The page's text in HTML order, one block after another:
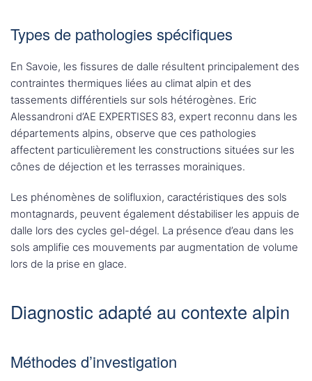
Types de pathologies spécifiques
En Savoie, les fissures de dalle résultent principalement des
contraintes thermiques liées au climat alpin et des
tassements différentiels sur sols hétérogènes. Eric
Alessandroni d’AE EXPERTISES 83, expert reconnu dans les
départements alpins, observe que ces pathologies
affectent particulièrement les constructions situées sur les
cônes de déjection et les terrasses morainiques.
Les phénomènes de solifluxion, caractéristiques des sols
montagnards, peuvent également déstabiliser les appuis de
dalle lors des cycles gel-dégel. La présence d’eau dans les
sols amplifie ces mouvements par augmentation de volume
lors de la prise en glace.
Diagnostic adapté au contexte alpin
Méthodes d’investigation